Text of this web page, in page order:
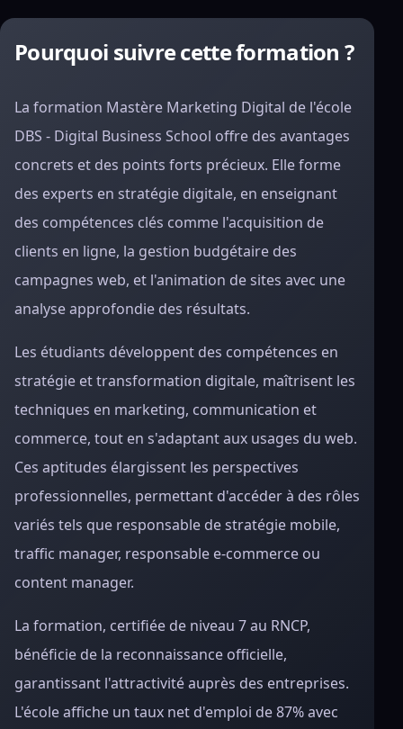
Pourquoi suivre cette formation ?
La formation Mastère Marketing Digital de l'école
DBS - Digital Business School offre des avantages
concrets et des points forts précieux. Elle forme
des experts en stratégie digitale, en enseignant
des compétences clés comme l'acquisition de
clients en ligne, la gestion budgétaire des
campagnes web, et l'animation de sites avec une
analyse approfondie des résultats.
Les étudiants développent des compétences en
stratégie et transformation digitale, maîtrisent les
techniques en marketing, communication et
commerce, tout en s'adaptant aux usages du web.
Ces aptitudes élargissent les perspectives
professionnelles, permettant d'accéder à des rôles
variés tels que responsable de stratégie mobile,
traffic manager, responsable e-commerce ou
content manager.
La formation, certifiée de niveau 7 au RNCP,
bénéficie de la reconnaissance officielle,
garantissant l'attractivité auprès des entreprises.
L'école affiche un taux net d'emploi de 87% avec